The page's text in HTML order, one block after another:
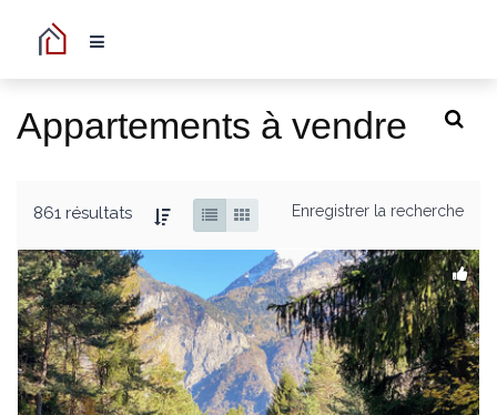
Appartements à vendre
861 résultats Enregistrer la recherche